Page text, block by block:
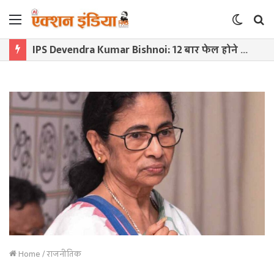
Menu
Switch
skin
IPS Devendra Kumar Bishnoi: 12 बार फेल होने के बाद बने DIG, जानिए कौन हैं दबंग अफसर देवेंद्र बिश्नोई
Home/राजनीतिक